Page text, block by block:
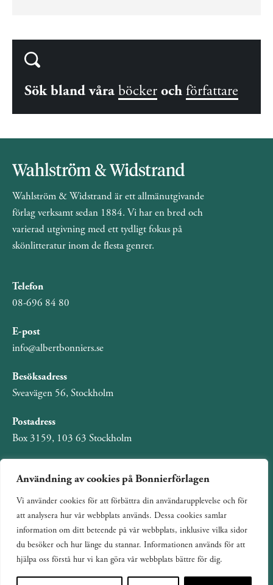
Användning av cookies på Bonnierförlagen
Vi använder cookies för att förbättra din användarupplevelse och för
att analysera hur vår webbplats används. Dessa cookies samlar
information om ditt beteende på vår webbplats, inklusive vilka sidor
du besöker och hur länge du stannar. Informationen används för att
hjälpa oss förstå hur vi kan göra vår webbplats bättre för dig.
Sök bland våra böcker och författare
Wahlström & Widstrand är ett allmänutgivande
förlag verksamt sedan 1884. Vi har en bred och
varierad utgivning med ett tydligt fokus på
skönlitteratur inom de flesta genrer.
Telefon
08-696 84 80
E-post
info@albertbonniers.se
Besöksadress
Sveavägen 56, Stockholm
Postadress
Box 3159, 103 63 Stockholm
Om Bonnierförlagen
Cookies
Integritetspolicy